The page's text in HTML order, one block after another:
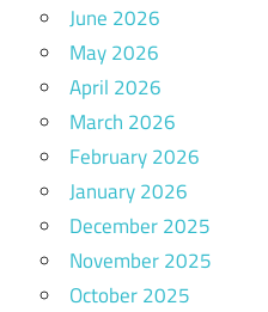
June 2026
May 2026
April 2026
March 2026
February 2026
January 2026
December 2025
November 2025
October 2025